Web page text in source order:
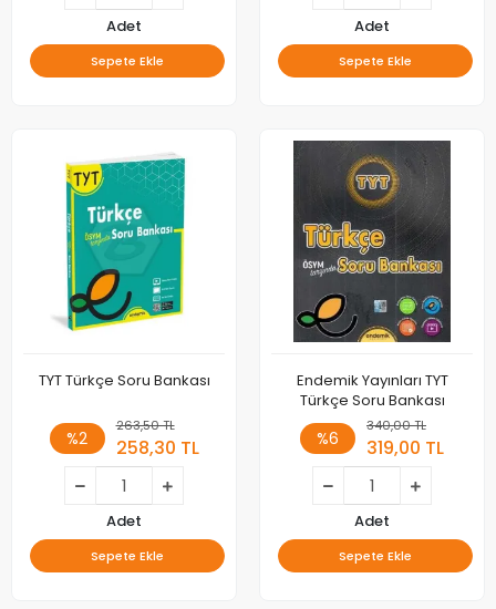
Adet
Sepete Ekle
Adet
Sepete Ekle
TYT Türkçe Soru Bankası
%2
263,50 TL
258,30 TL
Adet
Sepete Ekle
Endemik Yayınları TYT
Türkçe Soru Bankası
%6
340,00 TL
319,00 TL
Adet
Sepete Ekle